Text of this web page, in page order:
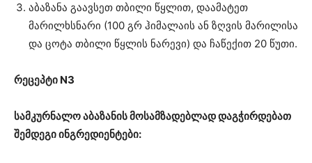
აბაზანა გაავსეთ თბილი წყლით, დაამატეთ
მარილხსნარი (100 გრ ჰიმალაის ან ზღვის მარილისა
და ცოტა თბილი წყლის ნარევი) და ჩაწექით 20 წუთი.
რეცეპტი N3
სამკურნალო აბაზანის მოსამზადებლად დაგჭირდებათ
შემდეგი ინგრედიენტები: